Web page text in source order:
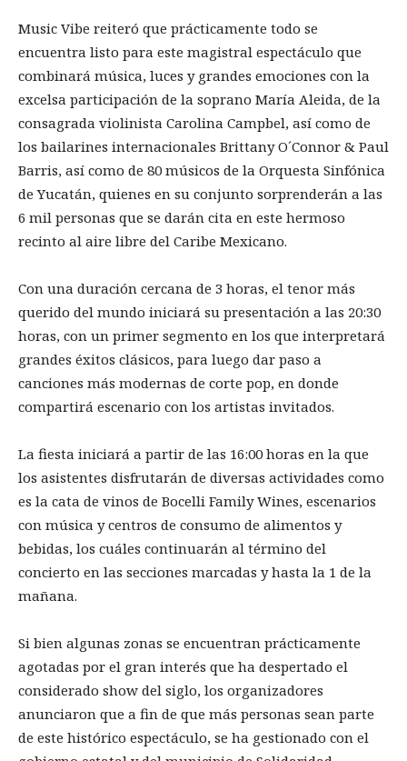
Music Vibe reiteró que prácticamente todo se
encuentra listo para este magistral espectáculo que
combinará música, luces y grandes emociones con la
excelsa participación de la soprano María Aleida, de la
consagrada violinista Carolina Campbel, así como de
los bailarines internacionales Brittany O´Connor & Paul
Barris, así como de 80 músicos de la Orquesta Sinfónica
de Yucatán, quienes en su conjunto sorprenderán a las
6 mil personas que se darán cita en este hermoso
recinto al aire libre del Caribe Mexicano.
Con una duración cercana de 3 horas, el tenor más
querido del mundo iniciará su presentación a las 20:30
horas, con un primer segmento en los que interpretará
grandes éxitos clásicos, para luego dar paso a
canciones más modernas de corte pop, en donde
compartirá escenario con los artistas invitados.
La fiesta iniciará a partir de las 16:00 horas en la que
los asistentes disfrutarán de diversas actividades como
es la cata de vinos de Bocelli Family Wines, escenarios
con música y centros de consumo de alimentos y
bebidas, los cuáles continuarán al término del
concierto en las secciones marcadas y hasta la 1 de la
mañana.
Si bien algunas zonas se encuentran prácticamente
agotadas por el gran interés que ha despertado el
considerado show del siglo, los organizadores
anunciaron que a fin de que más personas sean parte
de este histórico espectáculo, se ha gestionado con el